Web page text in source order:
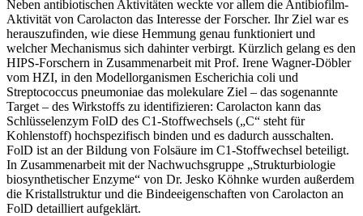
Neben antibiotischen Aktivitäten weckte vor allem die Antibiofilm-
Aktivität von Carolacton das Interesse der Forscher. Ihr Ziel war es
herauszufinden, wie diese Hemmung genau funktioniert und
welcher Mechanismus sich dahinter verbirgt. Kürzlich gelang es den
HIPS-Forschern in Zusammenarbeit mit Prof. Irene Wagner-Döbler
vom HZI, in den Modellorganismen Escherichia coli und
Streptococcus pneumoniae das molekulare Ziel – das sogenannte
Target – des Wirkstoffs zu identifizieren: Carolacton kann das
Schlüsselenzym FolD des C1-Stoffwechsels („C“ steht für
Kohlenstoff) hochspezifisch binden und es dadurch ausschalten.
FolD ist an der Bildung von Folsäure im C1-Stoffwechsel beteiligt.
In Zusammenarbeit mit der Nachwuchsgruppe „Strukturbiologie
biosynthetischer Enzyme“ von Dr. Jesko Köhnke wurden außerdem
die Kristallstruktur und die Bindeeigenschaften von Carolacton an
FolD detailliert aufgeklärt.